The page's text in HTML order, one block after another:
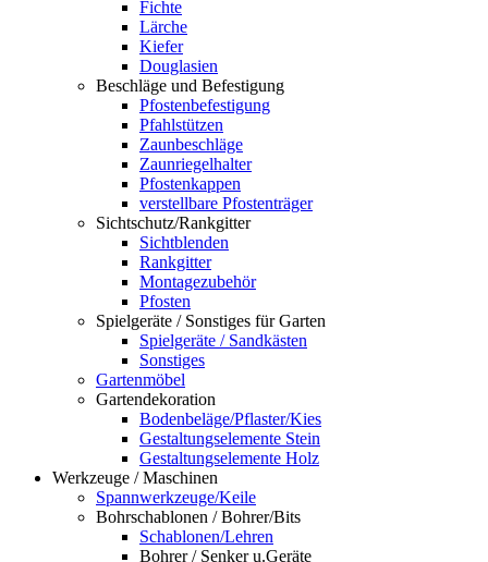
Fichte
Lärche
Kiefer
Douglasien
Beschläge und Befestigung
Pfostenbefestigung
Pfahlstützen
Zaunbeschläge
Zaunriegelhalter
Pfostenkappen
verstellbare Pfostenträger
Sichtschutz/Rankgitter
Sichtblenden
Rankgitter
Montagezubehör
Pfosten
Spielgeräte / Sonstiges für Garten
Spielgeräte / Sandkästen
Sonstiges
Gartenmöbel
Gartendekoration
Bodenbeläge/Pflaster/Kies
Gestaltungselemente Stein
Gestaltungselemente Holz
Werkzeuge / Maschinen
Spannwerkzeuge/Keile
Bohrschablonen / Bohrer/Bits
Schablonen/Lehren
Bohrer / Senker u.Geräte